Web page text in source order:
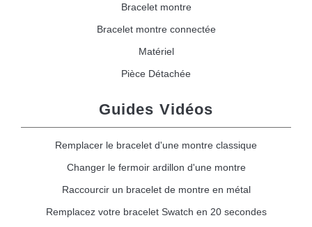
Bracelet montre
Bracelet montre connectée
Matériel
Pièce Détachée
Guides Vidéos
Remplacer le bracelet d'une montre classique
Changer le fermoir ardillon d'une montre
Raccourcir un bracelet de montre en métal
Remplacez votre bracelet Swatch en 20 secondes